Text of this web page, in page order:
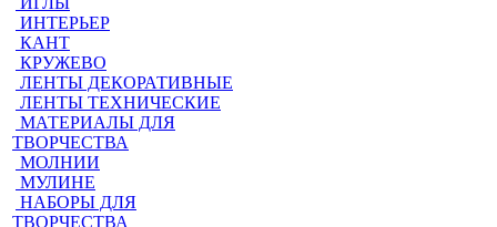
ИНТЕРЬЕР
КАНТ
КРУЖЕВО
ЛЕНТЫ ДЕКОРАТИВНЫЕ
ЛЕНТЫ ТЕХНИЧЕСКИЕ
МАТЕРИАЛЫ ДЛЯ
ТВОРЧЕСТВА
МОЛНИИ
МУЛИНЕ
НАБОРЫ ДЛЯ
ТВОРЧЕСТВА